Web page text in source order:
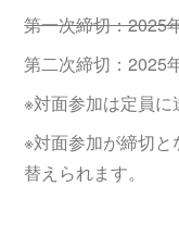
第一次締切：2025
第二次締切：2025
※対面参加は定員に
※対面参加が締切
替えられます。